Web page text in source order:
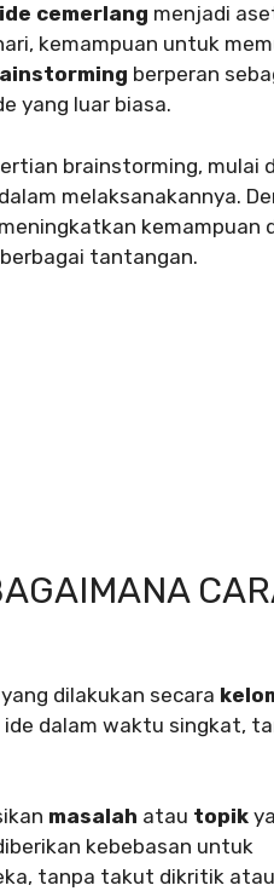
cemerlang menjadi
kemampuan untuk
berperan
yang luar biasa.
brainstorming, mulai
melaksanakannya.
kemampuan
tantangan.
yang dilakukan secara
dalam waktu singkat,
masalah atau topik
kebebasan untuk
tanpa takut dikritik